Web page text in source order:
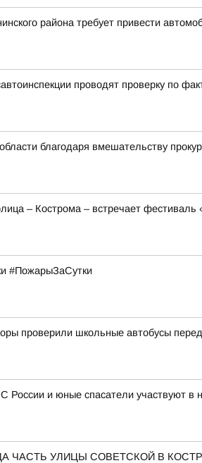
района требует привести
проводят проверку по
благодаря вмешательству
– Кострома – встречает фестиваль
#ПожарыЗаСутки
проверили школьные автобусы
России и юные спасатели участвуют в
ЧАСТЬ УЛИЦЫ СОВЕТСКОЙ В